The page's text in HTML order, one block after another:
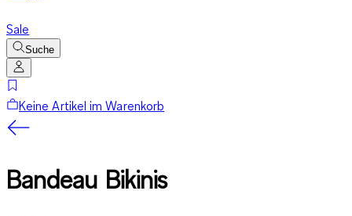
Sale
Suche
Keine Artikel im Warenkorb
Bandeau Bikinis